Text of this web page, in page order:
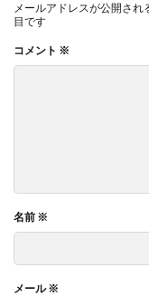
メールアドレスが公開され
目です
コメント ※
名前 ※
メール※